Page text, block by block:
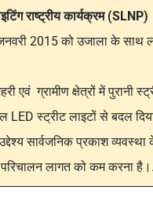
राष्ट्रीय कार्यक्रम (SLNP)
2015 को उजाला के साथ
एवं ग्रामीण क्षेत्रों में पुरानी
LED स्ट्रीट लाइटों से बदल
सार्वजनिक प्रकाश व्यवस्था
लागत को कम करना है।.